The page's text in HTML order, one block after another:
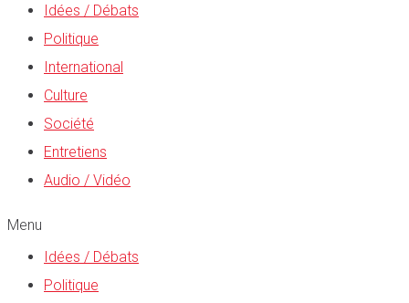
Idées / Débats
Politique
International
Culture
Société
Entretiens
Audio / Vidéo
Menu
Idées / Débats
Politique